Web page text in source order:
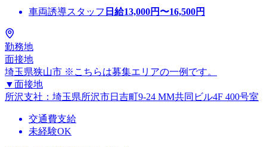
車両誘導スタッフ 日給13,000円〜16,500円
勤務地
面接地
埼玉県狭山市 ※こちらは募集エリアの一例です。
▼面接地
所沢支社：埼玉県所沢市日吉町9-24 MM共同ビル4F 400号室
交通費支給
未経験OK